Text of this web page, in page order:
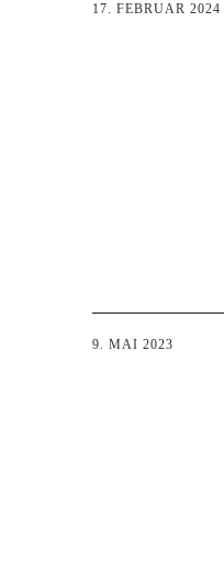
17. FEBRUAR 2024
9. MAI 2023